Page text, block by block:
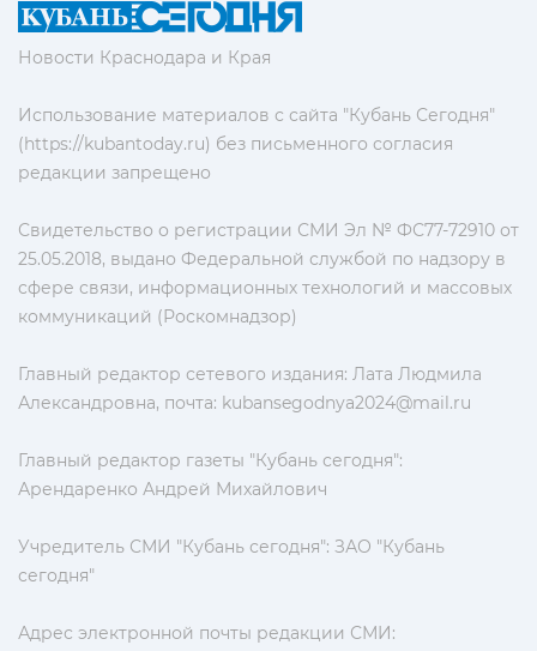
Новости Краснодара и Края
Использование материалов с сайта "Кубань Сегодня"
(https://kubantoday.ru) без письменного согласия
редакции запрещено
Свидетельство о регистрации СМИ Эл № ФС77-72910 от
25.05.2018, выдано Федеральной службой по надзору в
сфере связи, информационных технологий и массовых
коммуникаций (Роскомнадзор)
Главный редактор сетевого издания: Лата Людмила
Александровна, почта: kubansegodnya2024@mail.ru
Главный редактор газеты "Кубань сегодня":
Арендаренко Андрей Михайлович
Учредитель СМИ "Кубань сегодня": ЗАО "Кубань
сегодня"
Адрес электронной почты редакции СМИ: